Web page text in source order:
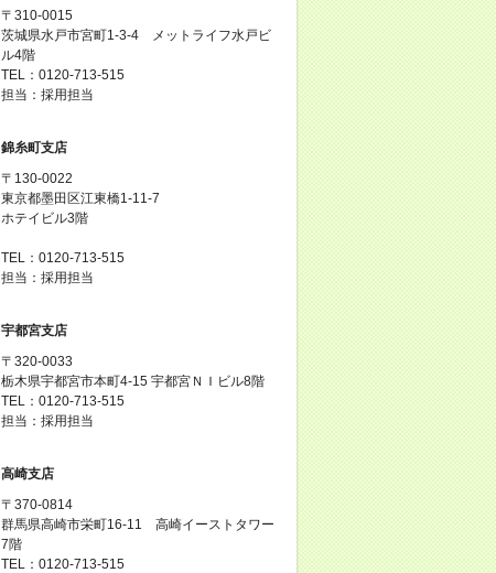
〒310-0015
茨城県水戸市宮町1-3-4 メットライフ水戸ビ
ル4階
TEL：0120-713-515
担当：採用担当
錦糸町支店
〒130-0022
東京都墨田区江東橋1-11-7
ホテイビル3階
TEL：0120-713-515
担当：採用担当
宇都宮支店
〒320-0033
栃木県宇都宮市本町4-15 宇都宮ＮＩビル8階
TEL：0120-713-515
担当：採用担当
高崎支店
〒370-0814
群馬県高崎市栄町16-11 高崎イーストタワー
7階
TEL：0120-713-515